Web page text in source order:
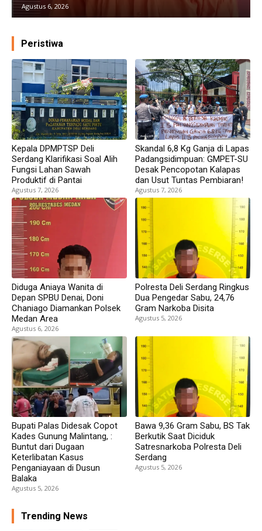
Agustus 6, 2026
Peristiwa
Kepala DPMPTSP Deli
Serdang Klarifikasi Soal Alih
Fungsi Lahan Sawah
Produktif di Pantai
Agustus 7, 2026
Skandal 6,8 Kg Ganja di Lapas
Padangsidimpuan: GMPET-SU
Desak Pencopotan Kalapas
dan Usut Tuntas Pembiaran!
Agustus 7, 2026
Diduga Aniaya Wanita di
Depan SPBU Denai, Doni
Chaniago Diamankan Polsek
Medan Area
Agustus 6, 2026
Polresta Deli Serdang Ringkus
Dua Pengedar Sabu, 24,76
Gram Narkoba Disita
Agustus 5, 2026
Bupati Palas Didesak Copot
Kades Gunung Malintang, :
Buntut dari Dugaan
Keterlibatan Kasus
Penganiayaan di Dusun
Balaka
Agustus 5, 2026
Bawa 9,36 Gram Sabu, BS Tak
Berkutik Saat Diciduk
Satresnarkoba Polresta Deli
Serdang
Agustus 5, 2026
Trending News